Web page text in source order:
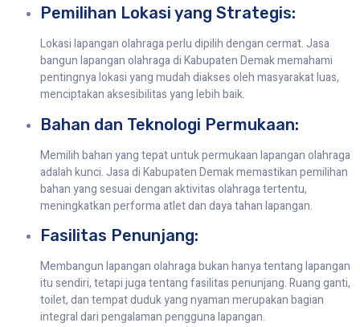
Pemilihan Lokasi yang Strategis:
Lokasi lapangan olahraga perlu dipilih dengan cermat. Jasa
bangun lapangan olahraga di Kabupaten Demak memahami
pentingnya lokasi yang mudah diakses oleh masyarakat luas,
menciptakan aksesibilitas yang lebih baik.
Bahan dan Teknologi Permukaan:
Memilih bahan yang tepat untuk permukaan lapangan olahraga
adalah kunci. Jasa di Kabupaten Demak memastikan pemilihan
bahan yang sesuai dengan aktivitas olahraga tertentu,
meningkatkan performa atlet dan daya tahan lapangan.
Fasilitas Penunjang:
Membangun lapangan olahraga bukan hanya tentang lapangan
itu sendiri, tetapi juga tentang fasilitas penunjang. Ruang ganti,
toilet, dan tempat duduk yang nyaman merupakan bagian
integral dari pengalaman pengguna lapangan.